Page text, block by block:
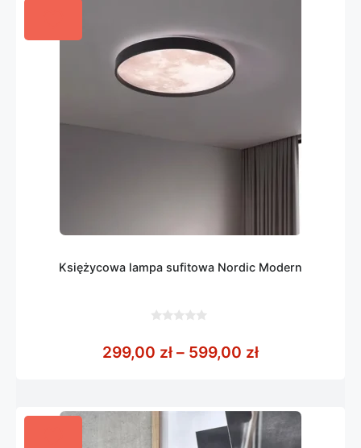
Księżycowa lampa sufitowa Nordic Modern
5
299,00 zł – 599,00 złZakres cen: